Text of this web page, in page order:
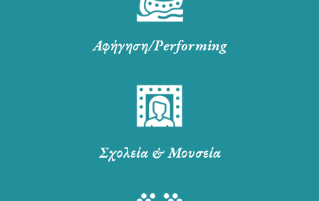
Αφήγηση/Performing
Σχολεία & Μουσεία